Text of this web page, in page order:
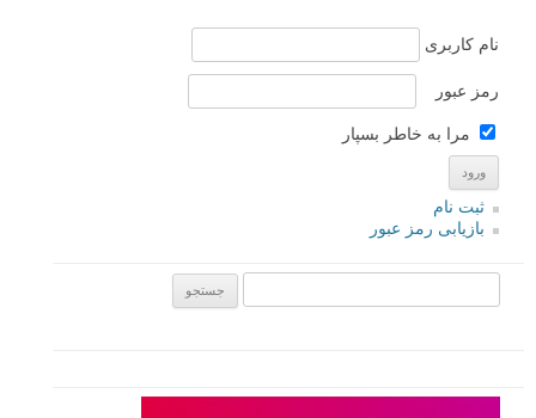
نام کاربری
رمز عبور
مرا به خاطر بسپار
ثبت نام
بازیابی رمز عبور